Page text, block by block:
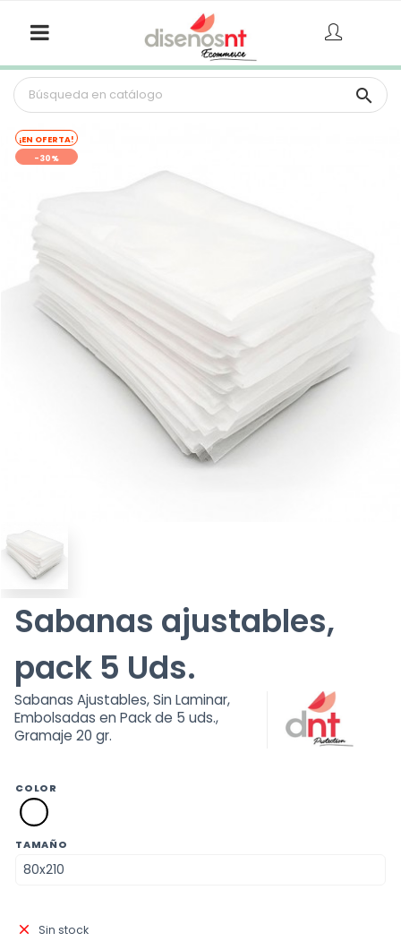

¡EN OFERTA!
-30%
Sabanas ajustables,
pack 5 Uds.
Sabanas Ajustables, Sin Laminar,
Embolsadas en Pack de 5 uds.,
Gramaje 20 gr.
COLOR
blanco
TAMAÑO
close Sin stock